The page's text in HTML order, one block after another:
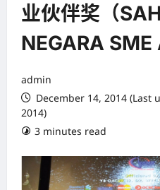
业伙伴奖（
NEGARA SME
admin
December 14, 2014 (Last
2014)
3 minutes read